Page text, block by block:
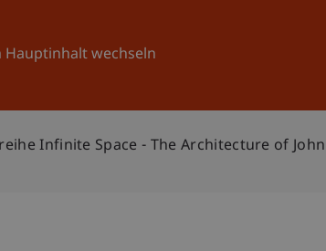
Hauptinhalt wechseln
Aktuelles
Infinite Space - The Architecture of